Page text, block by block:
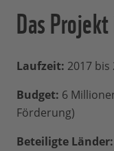
Das
Laufzeit: 2017 bis
Budget: 6
Förderung)
Beteiligte Länder: